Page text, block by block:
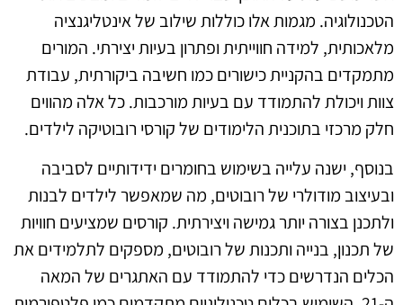
הטכנולוגיה. מגמות אלו כוללות שילוב של אינטליגנציה
מלאכותית, למידה חווייתית ופתרון בעיות יצירתי. המורים
מתמקדים בהקניית כישורים כמו חשיבה ביקורתית, עבודת
צוות ויכולת להתמודד עם בעיות מורכבות. כל אלה מהווים
חלק מרכזי בתוכנית הלימודים של קורסי רובוטיקה לילדים.
בנוסף, ישנה עלייה בשימוש בחומרים ידידותיים לסביבה
ובעיצוב מודולרי של רובוטים, מה שמאפשר לילדים לבנות
ולתכנן בצורה יותר גמישה ויצירתית. קורסים שמציעים חוויות
של תכנון, בנייה ותכנות של רובוטים, מספקים לתלמידים את
הכלים הנדרשים כדי להתמודד עם האתגרים של המאה